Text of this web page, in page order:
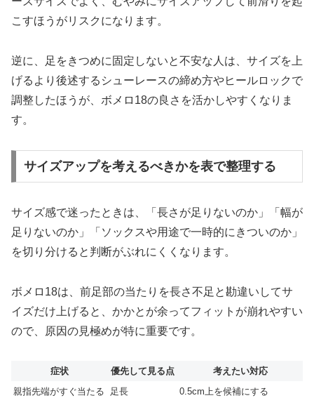
こすほうがリスクになります。
逆に、足をきつめに固定しないと不安な人は、サイズを上
げるより後述するシューレースの締め方やヒールロックで
調整したほうが、ボメロ18の良さを活かしやすくなりま
す。
サイズアップを考えるべきかを表で整理する
サイズ感で迷ったときは、「長さが足りないのか」「幅が
足りないのか」「ソックスや用途で一時的にきついのか」
を切り分けると判断がぶれにくくなります。
ボメロ18は、前足部の当たりを長さ不足と勘違いしてサ
イズだけ上げると、かかとが余ってフィットが崩れやすい
ので、原因の見極めが特に重要です。
症状 優先して見る点
考えたい対応
親指先端がすぐ当たる
足長
0.5cm上を候補にする